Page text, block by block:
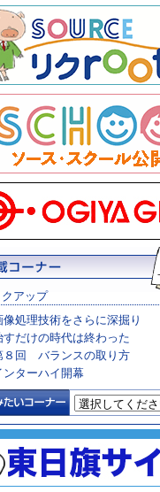
アップ
像処理技術をさらに深掘り
すだけの時代は終わった
８回 バランスの取り方
ンターハイ開幕